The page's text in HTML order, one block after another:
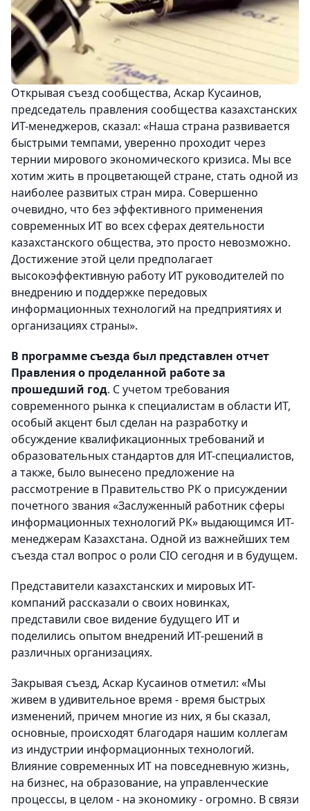
Открывая съезд сообщества, Аскар Кусаинов,
председатель правления сообщества казахстанских
ИТ-менеджеров, сказал: «Наша страна развивается
быстрыми темпами, уверенно проходит через
тернии мирового экономического кризиса. Мы все
хотим жить в процветающей стране, стать одной из
наиболее развитых стран мира. Совершенно
очевидно, что без эффективного применения
современных ИТ во всех сферах деятельности
казахстанского общества, это просто невозможно.
Достижение этой цели предполагает
высокоэффективную работу ИТ руководителей по
внедрению и поддержке передовых
информационных технологий на предприятиях и
организациях страны».
В программе съезда был представлен отчет
Правления о проделанной работе за
прошедший год. С учетом требования
современного рынка к специалистам в области ИТ,
особый акцент был сделан на разработку и
обсуждение квалификационных требований и
образовательных стандартов для ИТ-специалистов,
а также, было вынесено предложение на
рассмотрение в Правительство РК о присуждении
почетного звания «Заслуженный работник сферы
информационных технологий РК» выдающимся ИТ-
менеджерам Казахстана. Одной из важнейших тем
съезда стал вопрос о роли CIO сегодня и в будущем.
Представители казахстанских и мировых ИТ-
компаний рассказали о своих новинках,
представили свое видение будущего ИТ и
поделились опытом внедрений ИТ-решений в
различных организациях.
Закрывая съезд, Аскар Кусаинов отметил: «Мы
живем в удивительное время - время быстрых
изменений, причем многие из них, я бы сказал,
основные, происходят благодаря нашим коллегам
из индустрии информационных технологий.
Влияние современных ИТ на повседневную жизнь,
на бизнес, на образование, на управленческие
процессы, в целом - на экономику - огромно. В связи